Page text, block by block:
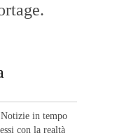
Notizie in tempo
con la realtà